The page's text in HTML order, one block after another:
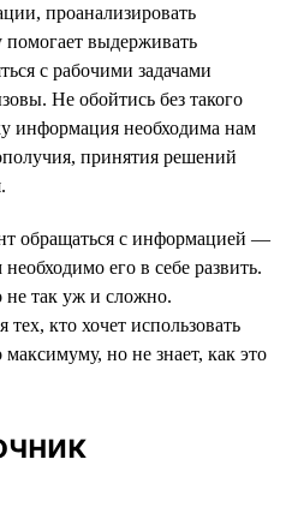
проанализировать
помогает выдерживать
с рабочими задачами
Не обойтись без такого
информация необходима нам
принятия решений
обращаться с информацией —
его в себе развить.
не так уж и сложно.
кто хочет использовать
но не знает, как это